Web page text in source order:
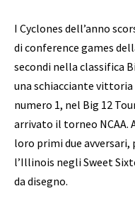
I Cyclones dell’anno
di conference games
secondi nella classifica
una schiacciante
numero 1, nel Big 12
arrivato il torneo
loro primi due
l’Illinois negli Sweet
da disegno.